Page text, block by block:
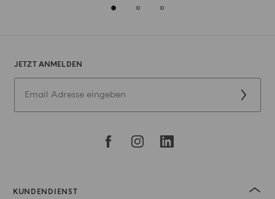
JETZT ANMELDEN
KUNDENDIENST